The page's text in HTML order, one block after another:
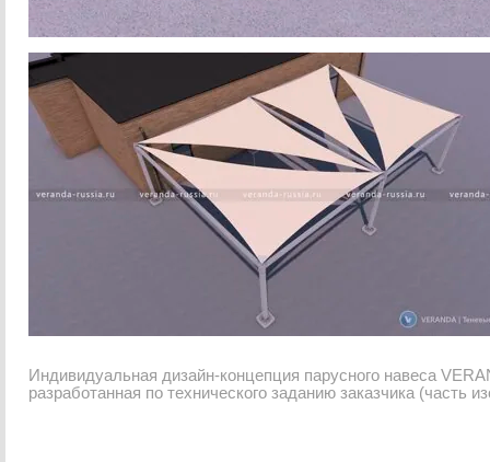
Индивидуальная дизайн-концепция парусного навеса
разработанная по технического заданию заказчика (часть